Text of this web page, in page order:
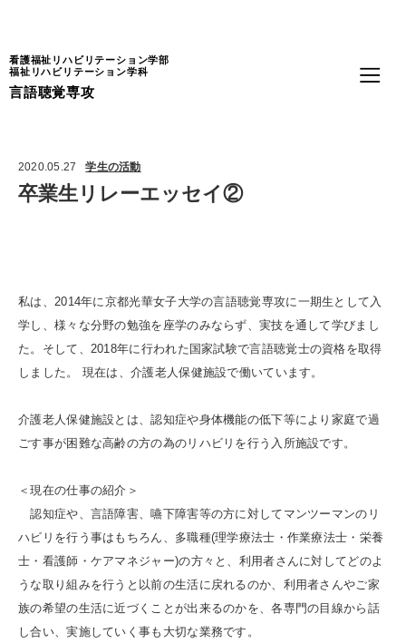
看護福祉リハビリテーション学部
福祉リハビリテーション学科
言語聴覚専攻
2020.05.27 学生の活動
卒業生リレーエッセイ②
私は、2014年に京都光華女子大学の言語聴覚専攻に一期生として入
学し、様々な分野の勉強を座学のみならず、実技を通して学びまし
た。そして、2018年に行われた国家試験で言語聴覚士の資格を取得
しました。 現在は、介護老人保健施設で働いています。
介護老人保健施設とは、認知症や身体機能の低下等により家庭で過
ごす事が困難な高齢の方の為のリハビリを行う入所施設です。
＜現在の仕事の紹介＞
認知症や、言語障害、嚥下障害等の方に対してマンツーマンのリ
ハビリを行う事はもちろん、多職種(理学療法士・作業療法士・栄養
士・看護師・ケアマネジャー)の方々と、利用者さんに対してどのよ
うな取り組みを行うと以前の生活に戻れるのか、利用者さんやご家
族の希望の生活に近づくことが出来るのかを、各専門の目線から話
し合い、実施していく事も大切な業務です。